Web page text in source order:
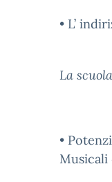
• L’
La
•
Musicali